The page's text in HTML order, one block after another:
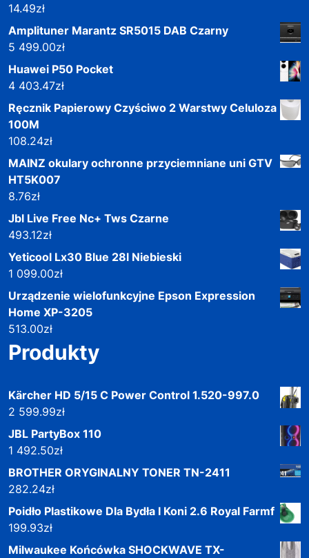
14.49zł
Amplituner Marantz SR5015 DAB Czarny
5 499.00zł
Huawei P50 Pocket
4 403.47zł
Ręcznik Papierowy Czyściwo 2 Warstwy Celuloza
100M
108.24zł
MAINZ okulary ochronne przyciemniane uni GTV
HT5K007
8.76zł
Jbl Live Free Nc+ Tws Czarne
493.12zł
Yeticool Lx30 Blue 28l Niebieski
1 099.00zł
Urządzenie wielofunkcyjne Epson Expression
Home XP-3205
513.00zł
Produkty
Kärcher HD 5/15 C Power Control 1.520-997.0
2 599.99zł
JBL PartyBox 110
1 492.50zł
BROTHER ORYGINALNY TONER TN-2411
282.24zł
Poidło Plastikowe Dla Bydła I Koni 2.6 Royal Farmf
199.93zł
Milwaukee Końcówka SHOCKWAVE TX-